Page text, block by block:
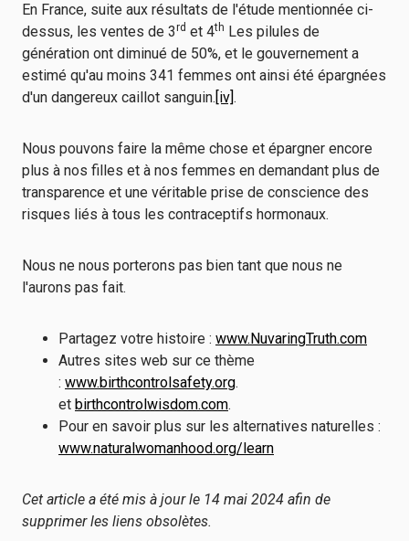
En France, suite aux résultats de l'étude mentionnée ci-
dessus, les ventes de 3rd et 4th Les pilules de
génération ont diminué de 50%, et le gouvernement a
estimé qu'au moins 341 femmes ont ainsi été épargnées
d'un dangereux caillot sanguin.[iv].
Nous pouvons faire la même chose et épargner encore
plus à nos filles et à nos femmes en demandant plus de
transparence et une véritable prise de conscience des
risques liés à tous les contraceptifs hormonaux.
Nous ne nous porterons pas bien tant que nous ne
l'aurons pas fait.
Partagez votre histoire : www.NuvaringTruth.com
Autres sites web sur ce thème
: www.birthcontrolsafety.org.
et birthcontrolwisdom.com.
Pour en savoir plus sur les alternatives naturelles :
www.naturalwomanhood.org/learn
Cet article a été mis à jour le 14 mai 2024 afin de
supprimer les liens obsolètes.